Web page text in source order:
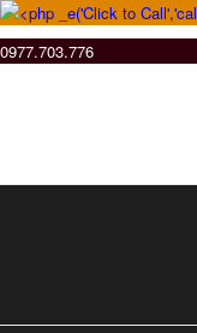
0977.703.776